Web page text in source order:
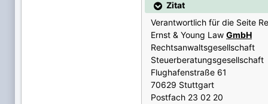
Zitat
Verantwortlich für die Seite
Ernst & Young Law GmbH
Rechtsanwaltsgesellschaft
Steuerberatungsgesellschaft
Flughafenstraße 61
70629 Stuttgart
Postfach 23 02 20